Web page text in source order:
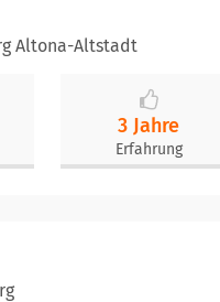
Altona-Altstadt
3 Jahre
Erfahrung